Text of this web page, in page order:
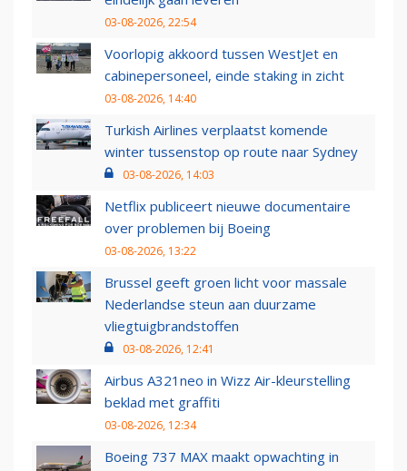
03-08-2026, 22:54
Voorlopig akkoord tussen WestJet en
cabinepersoneel, einde staking in zicht
03-08-2026, 14:40
Turkish Airlines verplaatst komende
winter tussenstop op route naar Sydney
03-08-2026, 14:03
Netflix publiceert nieuwe documentaire
over problemen bij Boeing
03-08-2026, 13:22
Brussel geeft groen licht voor massale
Nederlandse steun aan duurzame
vliegtuigbrandstoffen
03-08-2026, 12:41
Airbus A321neo in Wizz Air-kleurstelling
beklad met graffiti
03-08-2026, 12:34
Boeing 737 MAX maakt opwachting in